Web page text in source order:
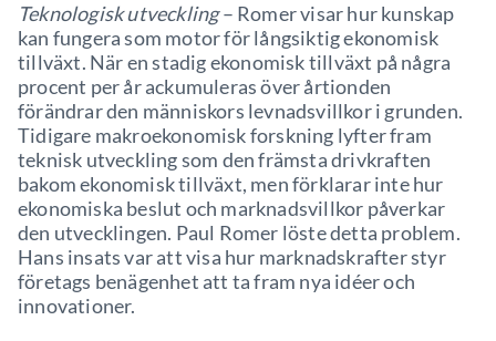
Teknologisk utveckling– Romer visar hur kunskap
kan fungera som motor för långsiktig ekonomisk
tillväxt. När en stadig ekonomisk tillväxt på några
procent per år ackumuleras över årtionden
förändrar den människors levnadsvillkor i grunden.
Tidigare makroekonomisk forskning lyfter fram
teknisk utveckling som den främsta drivkraften
bakom ekonomisk tillväxt, men förklarar inte hur
ekonomiska beslut och marknadsvillkor påverkar
den utvecklingen. Paul Romer löste detta problem.
Hans insats var att visa hur marknadskrafter styr
företags benägenhet att ta fram nya idéer och
innovationer.